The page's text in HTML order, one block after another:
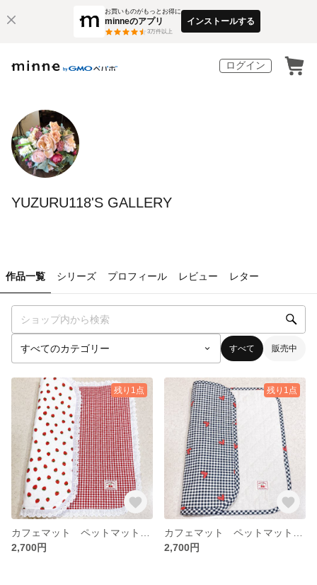
お買いものがもっとお得に
minneのアプリ
3万件以上
インストールする
ログイン
YUZURU118'S GALLERY
作品一覧 シリーズ プロフィール レビュー レター
すべて 販売中
残り1点
2,700円
残り1点
2,700円